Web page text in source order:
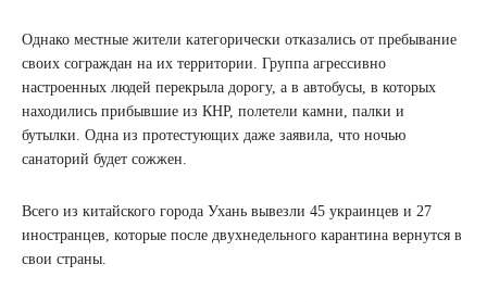
Однако местные жители категорически отказались от пребывание
своих сограждан на их территории. Группа агрессивно
настроенных людей перекрыла дорогу, а в автобусы, в которых
находились прибывшие из КНР, полетели камни, палки и
бутылки. Одна из протестующих даже заявила, что ночью
санаторий будет сожжен.
Всего из китайского города Ухань вывезли 45 украинцев и 27
иностранцев, которые после двухнедельного карантина вернутся в
свои страны.